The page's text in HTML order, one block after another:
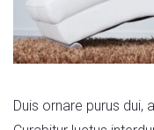
Duis ornare purus dui,